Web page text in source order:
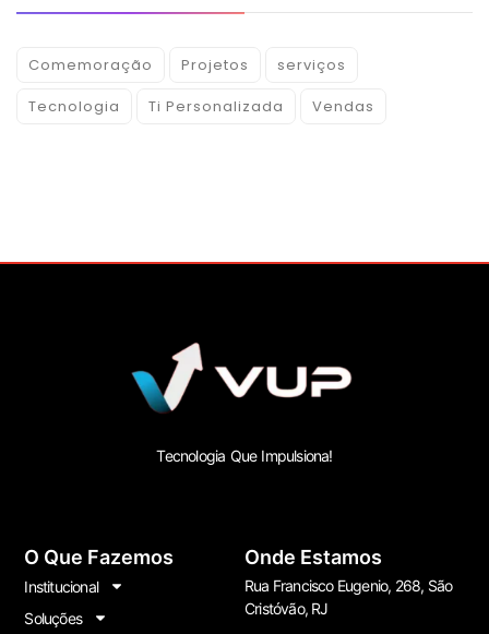
Comemoração Projetos
serviços
Tecnologia
Ti Personalizada Vendas
Tecnologia Que Impulsiona!
O Que Fazemos
Institucional
Soluções
Onde Estamos
Rua Francisco Eugenio, 268, São
Cristóvão, RJ